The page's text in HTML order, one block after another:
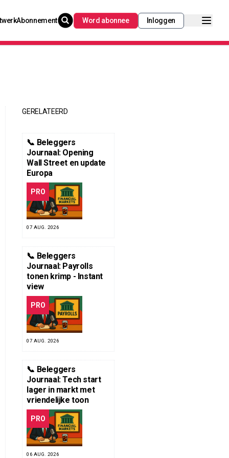
Abonnement Word abonnee Inloggen
GERELATEERD
📞 Beleggers
Journaal: Opening
Wall Street en update
Europa
PRO
07 AUG. 2026
📞 Beleggers
Journaal: Payrolls
tonen krimp - Instant
view
PRO
07 AUG. 2026
📞 Beleggers
Journaal: Tech start
lager in markt met
vriendelijke toon
PRO
06 AUG. 2026